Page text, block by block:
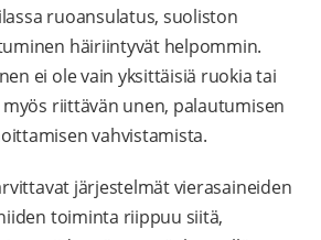
ruoansulatus, suoliston
häiriintyvät helpommin.
ei ole vain yksittäisiä ruokia tai
riittävän unen, palautumisen
vahvistamista.
järjestelmät vierasaineiden
toiminta riippuu siitä,